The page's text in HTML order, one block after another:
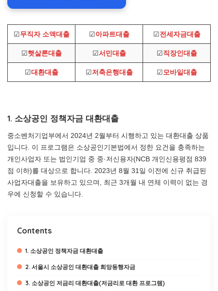
☑무직자 소액대출 ☑아파트대출 ☑전세자금대출
☑햇살론대출 ☑서민대출 ☑직장인대출
☑대환대출 ☑저축은행대출 ☑모바일대출
1. 소상공인 정책자금 대환대출
중소벤처기업부에서 2024년 2월부터 시행하고 있는 대환대출 상품
입니다. 이 프로그램은 소상공인기본법에서 정한 요건을 충족하는
개인사업자 또는 법인기업 중 중·저신용자(NCB 개인신용평점 839
점 이하)를 대상으로 합니다. 2023년 8월 31일 이전에 신규 취급된
사업자대출을 보유하고 있으며, 최근 3개월 내 연체 이력이 없는 경
우에 신청할 수 있습니다.
Contents
1. 소상공인 정책자금 대환대출
2. 서울시 소상공인 대환대출 희망동행자금
3. 소상공인 저금리 대환대출(저금리로 대환 프로그램)